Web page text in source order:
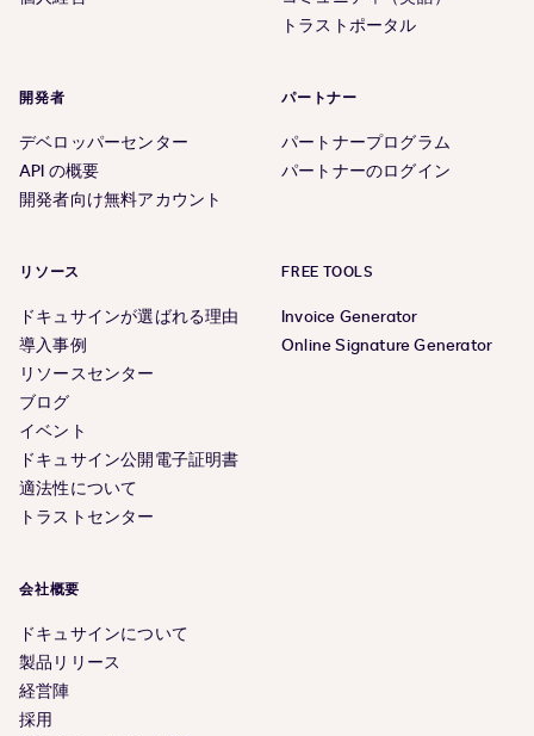
トラストポータル
開発者
デベロッパーセンター
API の概要
開発者向け無料アカウント
パートナー
パートナープログラム
パートナーのログイン
リソース
ドキュサインが選ばれる理由
導入事例
リソースセンター
ブログ
イベント
ドキュサイン公開電子証明書
適法性について
トラストセンター
FREE TOOLS
Invoice Generator
Online Signature Generator
会社概要
ドキュサインについて
製品リリース
経営陣
採用